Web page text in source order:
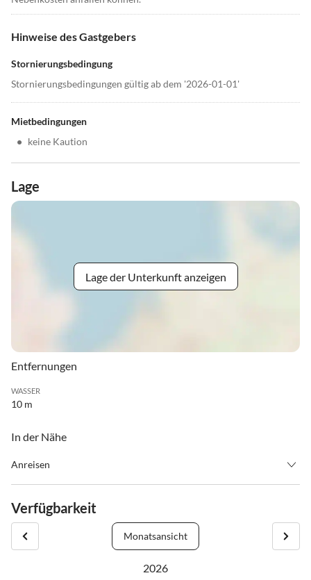
Hinweise des Gastgebers
Stornierungsbedingung
Stornierungsbedingungen gültig ab dem '2026-01-01'
Mietbedingungen
• keine Kaution
Lage
Lage der Unterkunft anzeigen
Entfernungen
WASSER
10 m
In der Nähe
Anreisen
aus bis zum Kaufhaus Huber auf der rechten Seite. Dort biegen Sie
links ab und nach ca. 200 m befindet sich unser Haus auf der linken
Seite, gegenüber vom Seehotel Schlick.
Verfügbarkeit
Monatsansicht
2026